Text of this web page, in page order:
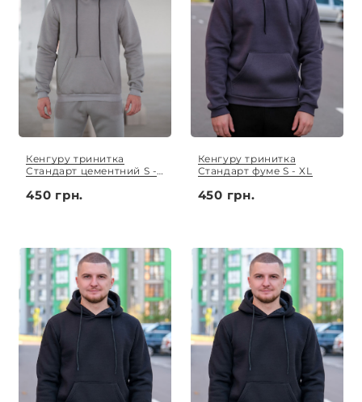
Кенгуру тринитка
Стандарт цементний S -
450 грн.
Кенгуру тринитка
Стандарт фуме S - XL
450 грн.